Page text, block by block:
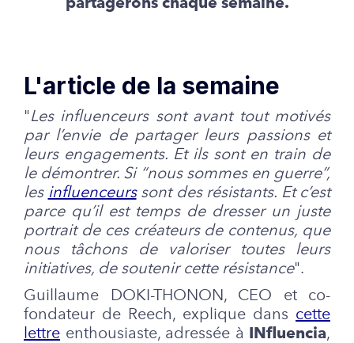
partagerons chaque semaine.
L'article de la semaine
"Les influenceurs sont avant tout motivés
par l’envie de partager leurs passions et
leurs engagements. Et ils sont en train de
le démontrer. Si “nous sommes en guerre”,
les influenceurssont des résistants. Et c’est
parce qu’il est temps de dresser un juste
portrait de ces créateurs de contenus, que
nous tâchons de valoriser toutes leurs
initiatives, de soutenir cette résistance".
Guillaume DOKI-THONON, CEO et co-
fondateur de Reech, explique dans cette
lettre enthousiaste, adressée à INfluencia,